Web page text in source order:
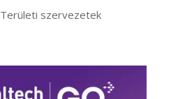
Területi szervezetek